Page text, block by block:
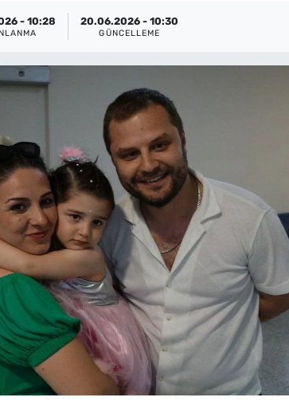
- 10:28 20.06.2026 - 10:30
GÜNCELLEME